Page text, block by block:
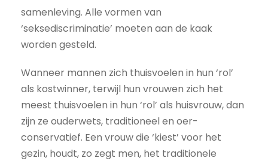
samenleving. Alle vormen van
‘seksediscriminatie’ moeten aan de kaak
worden gesteld.
Wanneer mannen zich thuisvoelen in hun ‘rol’
als kostwinner, terwijl hun vrouwen zich het
meest thuisvoelen in hun ‘rol’ als huisvrouw, dan
zijn ze ouderwets, traditioneel en oer-
conservatief. Een vrouw die ‘kiest’ voor het
gezin, houdt, zo zegt men, het traditionele